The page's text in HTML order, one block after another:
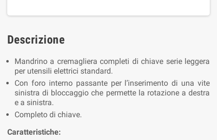
Descrizione
Mandrino a cremagliera completi di chiave serie leggera
per utensili elettrici standard.
Con foro interno passante per l’inserimento di una vite
sinistra di bloccaggio che permette la rotazione a destra
e a sinistra.
Completo di chiave.
Caratteristiche: